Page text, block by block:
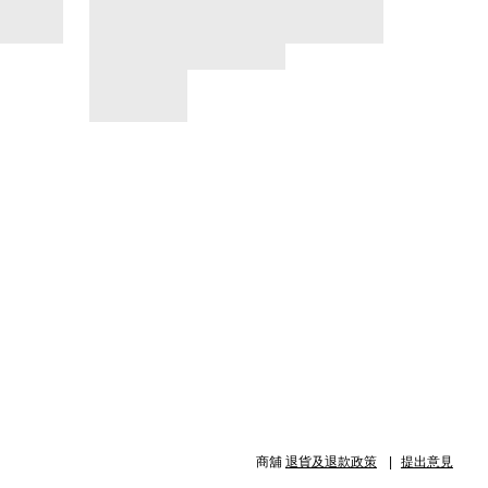
商舖 退貨及退款政策 提出意見